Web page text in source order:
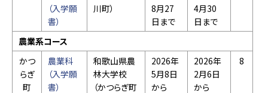
（入学願
書）
川町）
8月27
日まで
4月30
日まで
農業系コース
かつ
らぎ
町
農業科
（入学願
書）
和歌山県農
林大学校
（かつらぎ町
2026年
5月8日
から
2026年
2月6日
から
8